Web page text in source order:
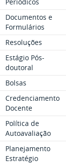
Documentos e
Formulários
Resoluções
Estágio Pós-
doutoral
Bolsas
Credenciamento
Docente
Política de
Autoavaliação
Planejamento
Estratégio